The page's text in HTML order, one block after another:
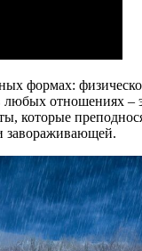
формах:
любых
которые
завораживающей.